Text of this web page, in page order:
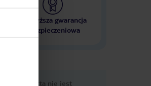
Najwyższa gwarancja
ubezpieczeniowa
Ups, ta oferta nie jest